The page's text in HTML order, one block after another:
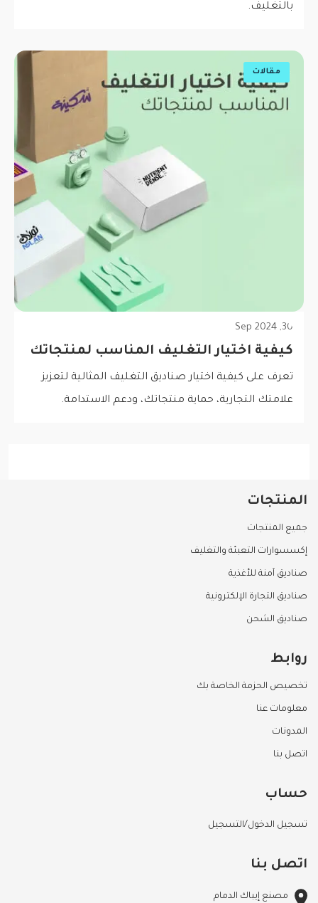
بالتغليف.
مقالات
30, Sep 2024
كيفية اختيار التغليف المناسب لمنتجاتك
تعرف على كيفية اختيار صناديق التغليف المثالية لتعزيز
علامتك التجارية، حماية منتجاتك، ودعم الاستدامة.
المنتجات
جميع المنتجات
إكسسوارات التعبئة والتغليف
صناديق آمنة للأغذية
صناديق التجارة الإلكترونية
صناديق الشحن
روابط
تخصيص الحزمة الخاصة بك
معلومات عنا
المدونات
اتصل بنا
حساب
تسجيل الدخول/التسجيل
اتصل بنا
مصنع إيباك الدمام